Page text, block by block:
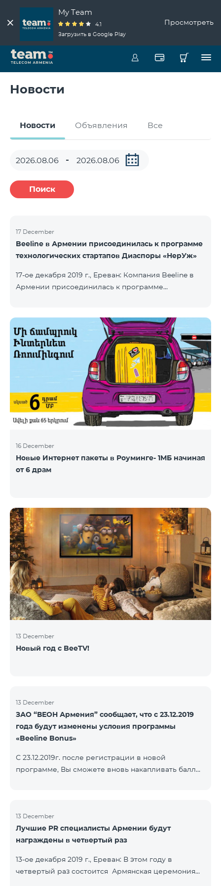
My Team
4.1
Загрузить в Google Play
Просмотреть
Новости
Новости Объявления Все
Поиск
17 December
Beeline в Армении присоединилась к программе
технологических стартапов Диаспоры «НерУж»
17-ое декабря 2019 г., Ереван: Компания Beeline в
Армении присоединилась к программе
высокотехнологичной промышленности РА и
офисом главного комиссара по делам диаспоры
РА. Основная цель программы - привлечение
талантливых предпринимателей, инженеров из
диаспоры, стимулирование репатриации, а также
развитие стартап-экосистемы в Армении.
Программа позволяет превратить
технологические идеи и проекты прож
16 December
Новые Интернет пакеты в Роуминге- 1МБ начиная
от 6 драм
13 December
Новый год с BeeTV!
13 December
ЗАО “ВЕОН Армения” сообщает, что с 23.12.2019
года будут изменены условия программы
«Beeline Bonus»
С 23.12.2019г. после регистрации в новой
программе, Вы сможете вновь накапливать баллы
декабря 2019г. Абоненты статусов Gold и VIP
перейдут в новую программу со своим статусом.
При регистрации в новой программе абоненты
новой бонусной программы.
13 December
Лучшие PR специалисты Армении будут
награждены в четвертый раз
13-ое декабря 2019 г., Ереван: В этом году в
четвертый раз состоится Армянская церемония